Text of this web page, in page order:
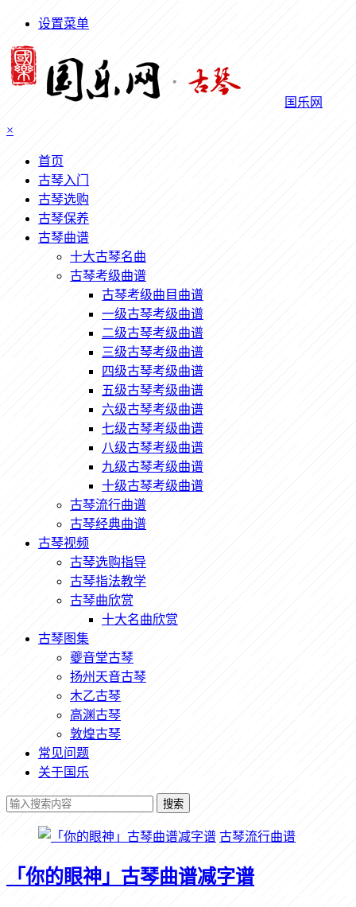
设置菜单
国乐网
×
首页
古琴入门
古琴选购
古琴保养
古琴曲谱
十大古琴名曲
古琴考级曲谱
古琴考级曲目曲谱
一级古琴考级曲谱
二级古琴考级曲谱
三级古琴考级曲谱
四级古琴考级曲谱
五级古琴考级曲谱
六级古琴考级曲谱
七级古琴考级曲谱
八级古琴考级曲谱
九级古琴考级曲谱
十级古琴考级曲谱
古琴流行曲谱
古琴经典曲谱
古琴视频
古琴选购指导
古琴指法教学
古琴曲欣赏
十大名曲欣赏
古琴图集
夔音堂古琴
扬州天音古琴
木乙古琴
高渊古琴
敦煌古琴
常见问题
关于国乐
搜索
古琴流行曲谱
「你的眼神」古琴曲谱减字谱